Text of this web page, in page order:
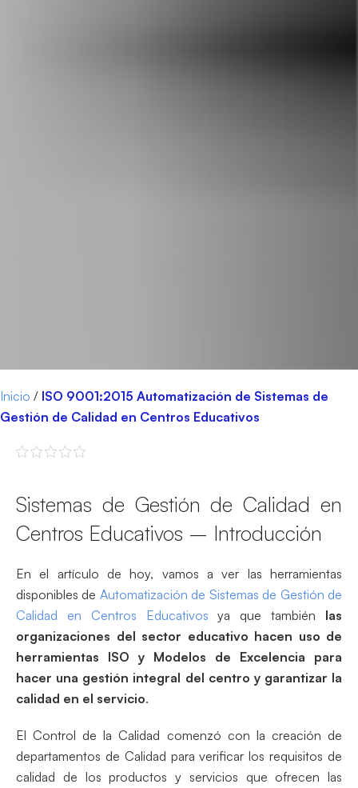
Inicio / ISO 9001:2015 Automatización de Sistemas de
Gestión de Calidad en Centros Educativos
Sistemas de Gestión de Calidad en
Centros Educativos – Introducción
En el artículo de hoy, vamos a ver las herramientas
disponibles de Automatización de Sistemas de Gestión de
Calidad en Centros Educativos ya que también las
organizaciones del sector educativo hacen uso de
herramientas ISO y Modelos de Excelencia para
hacer una gestión integral del centro y garantizar la
calidad en el servicio.
El Control de la Calidad comenzó con la creación de
departamentos de Calidad para verificar los requisitos de
calidad de los productos y servicios que ofrecen las